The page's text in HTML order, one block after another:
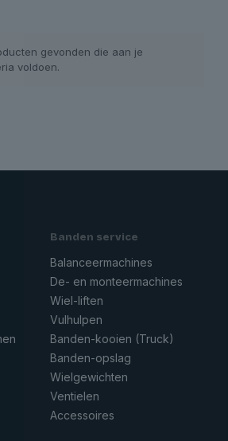
gevonden die aan je
voldoen.
Banden service
Balanceermachines
De- en monteermachines
Wiel-liften
Vulhulpen
Banden-kooien (Truck)
Banden-opslag
Wielgewichten
Ventielen
Accessoires